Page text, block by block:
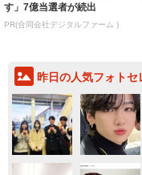
す」7億当選者が続出
PR(合同会社デジタルファーム )
昨日の人気フォトセ